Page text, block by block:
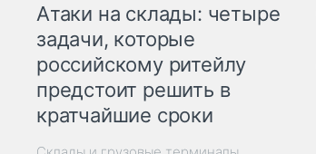
Атаки на склады: четыре
задачи, которые
российскому ритейлу
предстоит решить в
кратчайшие сроки